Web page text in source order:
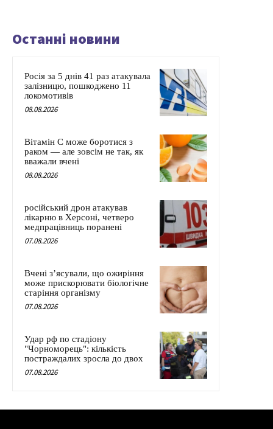
Останні новини
Росія за 5 днів 41 раз атакувала
залізницю, пошкоджено 11
локомотивів
08.08.2026
Вітамін C може боротися з
раком — але зовсім не так, як
вважали вчені
08.08.2026
російський дрон атакував
лікарню в Херсоні, четверо
медпрацівниць поранені
07.08.2026
Вчені з’ясували, що ожиріння
може прискорювати біологічне
старіння організму
07.08.2026
Удар рф по стадіону
"Чорноморець": кількість
постраждалих зросла до двох
07.08.2026